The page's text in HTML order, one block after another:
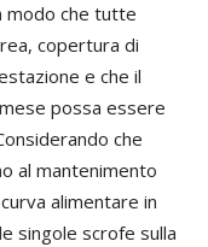
modo che tutte
copertura di
e che il
possa essere
che
al mantenimento
alimentare in
singole scrofe sulla